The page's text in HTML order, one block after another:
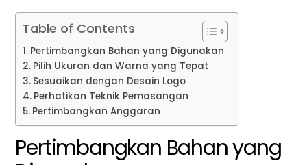
Table of Contents
Pertimbangkan Bahan yang Digunakan
Pilih Ukuran dan Warna yang Tepat
Sesuaikan dengan Desain Logo
Perhatikan Teknik Pemasangan
Pertimbangkan Anggaran
Pertimbangkan Bahan yang